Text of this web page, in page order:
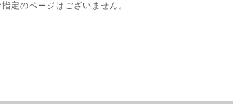
指定のページはございません。